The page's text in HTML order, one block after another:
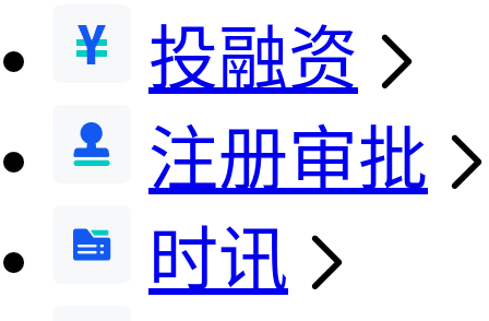
投融资
注册审批
时讯